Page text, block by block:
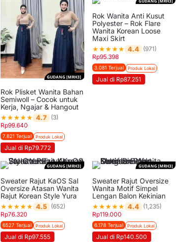
GUDANG [MRH3]
Rok Plisket Wanita Bahan
Semiwoll – Cocok untuk
Kerja, Ngajar & Hangout
★★★★★ 4.7 (3)
Rp99.640
7.821 Terjual Produk Lokal
Jual di Rp79.772
Rok Wanita Anti Kusut
Polyester – Rok Flare
Wanita Korean Loose
Maxi Skirt
★★★★★ 4.4
(971)
Rp95.398
3.081 Terjual Produk Lokal
Jual di Rp87.251
GUDANG [MRH3]
Sweater Rajut KaOS Sal
Oversize Atasan Wanita
Rajut Korean Style Yura
★★★★★ 4.5 (652)
Rp76.320
6527 Terjual Produk Lokal
Jual di Rp97.555
GUDANG [MRH3]
Sweater Rajut Oversize
Wanita Motif Simpel
Lengan Balon Kekinian
★★★★★ 4.4
(1,235)
Rp119.000
6.178 Terjual Produk Lokal
Jual di Rp140.500